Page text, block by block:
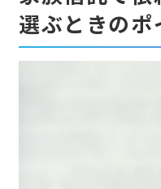
選ぶときのポ